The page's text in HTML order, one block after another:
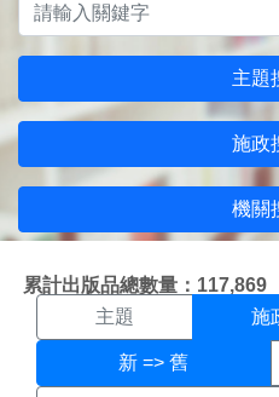
主題
施政
機關
累計出版品總數量：117,869
施政搜尋結
主題 施
新 => 舊